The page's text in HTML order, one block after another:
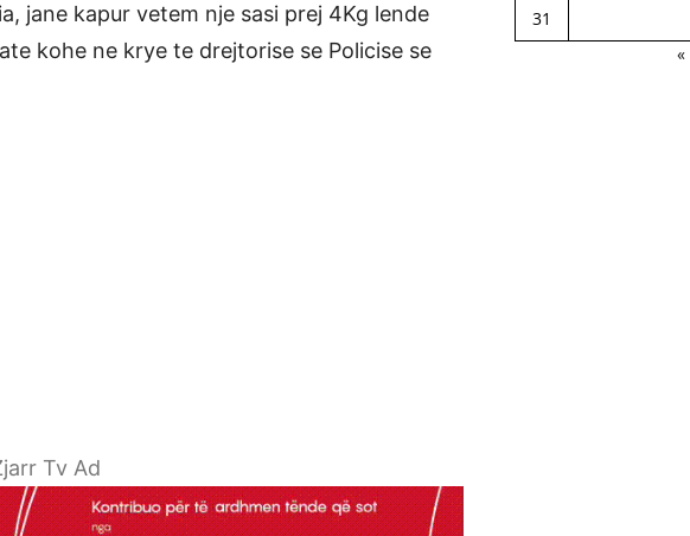
jane kapur vetem nje sasi prej 4Kg lende
kohe ne krye te drejtorise se Policise se
Tv Ad
31
«